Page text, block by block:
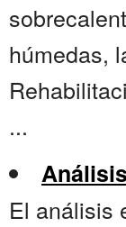
húmedas,
...
El análisis